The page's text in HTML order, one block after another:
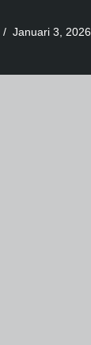
Januari 3, 2026